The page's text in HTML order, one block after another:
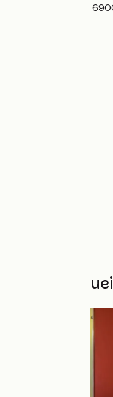
5 place Saint-Paul
Autres